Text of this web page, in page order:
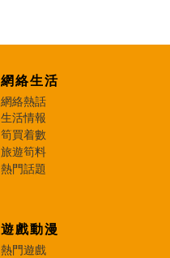
網絡生活
網絡熱話
生活情報
筍買着數
旅遊筍料
熱門話題
遊戲動漫
熱門遊戲